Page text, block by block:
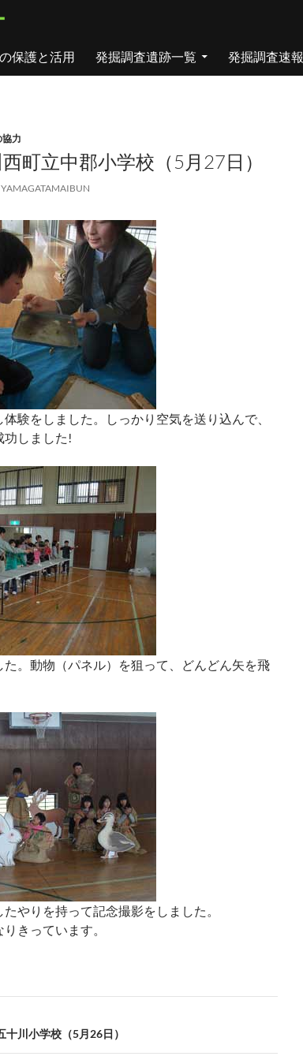
保護と活用 発掘調査遺跡一覧 発掘調査速報
力
町立中郡小学校（5月27日）
YAMAGATAMAIBUN
験をしました。しっかり空気を送り込んで、
功しました!
た。動物（パネル）を狙って、どんどん矢を飛
やりを持って記念撮影をしました。
きっています。
川小学校（5月26日）